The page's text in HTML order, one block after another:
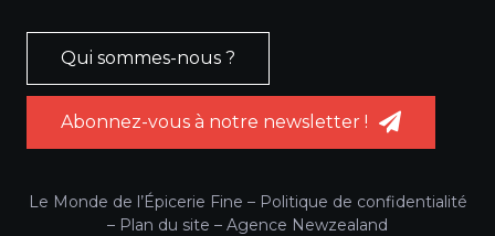
Qui sommes-nous ?
Abonnez-vous à notre newsletter !
Le Monde de l’Épicerie Fine – Politique de confidentialité
– Plan du site – Agence Newzealand